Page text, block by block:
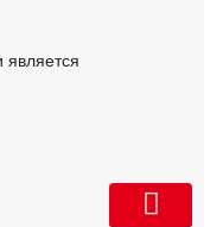
является